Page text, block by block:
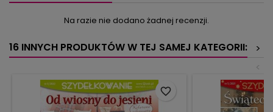
Na razie nie dodano żadnej recenzji.
16 INNYCH PRODUKTÓW W TEJ SAMEJ KATEGORII:
>
<
favorite_border